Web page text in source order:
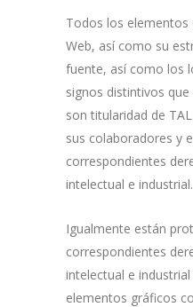
Todos los
Web, así como su
fuente, así como los
signos distintivos
son titularidad de
sus colaboradores y
correspondientes
intelectual e industrial.
Igualmente están
correspondientes
intelectual e
elementos gráficos